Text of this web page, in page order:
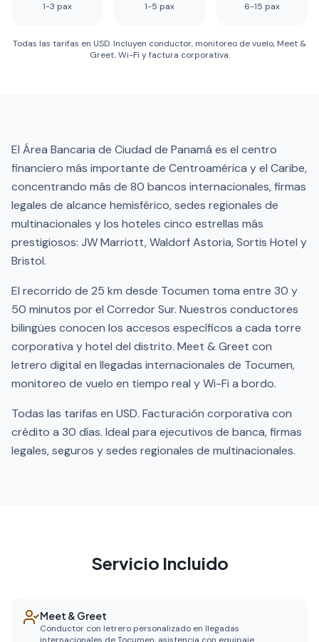
1-3 pax 1-5 pax 6-15 pax
Todas las tarifas en USD. Incluyen conductor, monitoreo de vuelo, Meet &
Greet, Wi-Fi y factura corporativa.
El Área Bancaria de Ciudad de Panamá es el centro
financiero más importante de Centroamérica y el Caribe,
concentrando más de 80 bancos internacionales, firmas
legales de alcance hemisférico, sedes regionales de
multinacionales y los hoteles cinco estrellas más
prestigiosos: JW Marriott, Waldorf Astoria, Sortis Hotel y
Bristol.
El recorrido de 25 km desde Tocumen toma entre 30 y
50 minutos por el Corredor Sur. Nuestros conductores
bilingües conocen los accesos específicos a cada torre
corporativa y hotel del distrito. Meet & Greet con
letrero digital en llegadas internacionales de Tocumen,
monitoreo de vuelo en tiempo real y Wi-Fi a bordo.
Todas las tarifas en USD. Facturación corporativa con
crédito a 30 días. Ideal para ejecutivos de banca, firmas
legales, seguros y sedes regionales de multinacionales.
Servicio Incluido
Meet & Greet
Conductor con letrero personalizado en llegadas